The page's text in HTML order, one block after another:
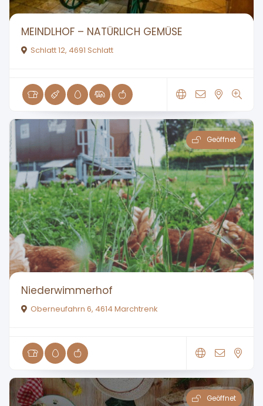
MEINDLHOF – NATÜRLICH GEMÜSE
Schlatt 12, 4691 Schlatt
Geöffnet
Niederwimmerhof
Oberneufahrn 6, 4614 Marchtrenk
Geöffnet